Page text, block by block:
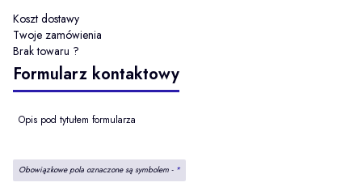
Koszt dostawy
Twoje zamówienia
Brak towaru ?
Formularz kontaktowy
Opis pod tytułem formularza
Obowiązkowe pola oznaczone są symbolem - *